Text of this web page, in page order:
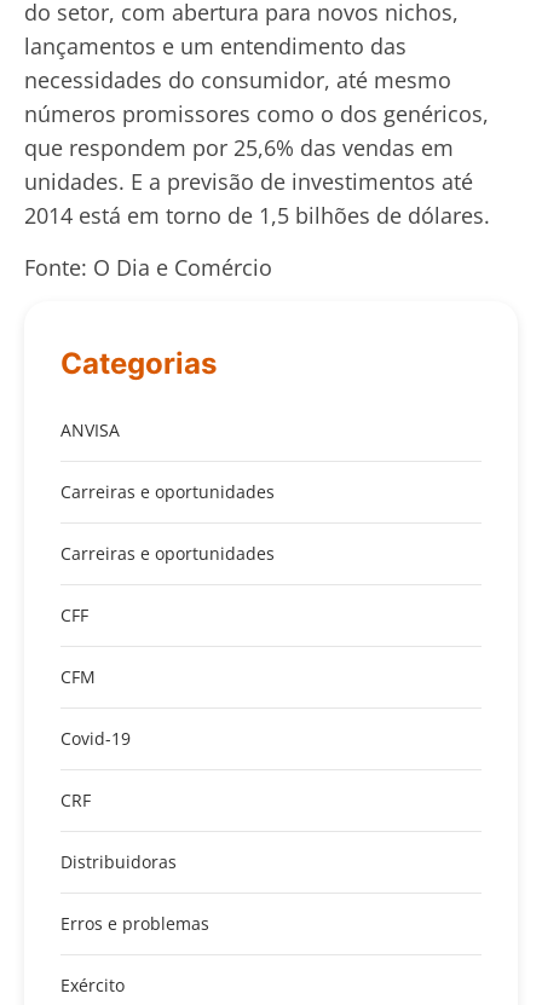
do setor, com abertura para novos nichos,
lançamentos e um entendimento das
necessidades do consumidor, até mesmo
números promissores como o dos genéricos,
que respondem por 25,6% das vendas em
unidades. E a previsão de investimentos até
2014 está em torno de 1,5 bilhões de dólares.
Fonte: O Dia e Comércio
Categorias
ANVISA
Carreiras e oportunidades
Carreiras e oportunidades
CFF
CFM
Covid-19
CRF
Distribuidoras
Erros e problemas
Exército